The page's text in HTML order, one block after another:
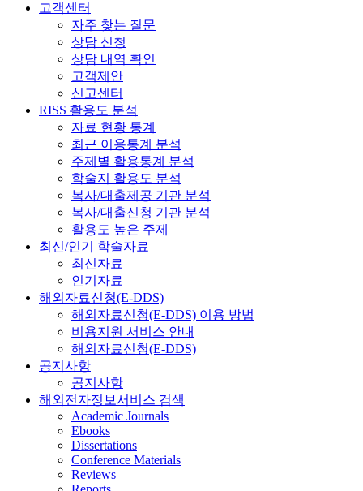
고객센터
자주 찾는 질문
상담 신청
상담 내역 확인
고객제안
신고센터
RISS 활용도 분석
자료 현황 통계
최근 이용통계 분석
주제별 활용통계 분석
학술지 활용도 분석
복사/대출제공 기관 분석
복사/대출신청 기관 분석
활용도 높은 주제
최신/인기 학술자료
최신자료
인기자료
해외자료신청(E-DDS)
해외자료신청(E-DDS) 이용 방법
비용지원 서비스 안내
해외자료신청(E-DDS)
공지사항
공지사항
해외전자정보서비스 검색
Academic Journals
Ebooks
Dissertations
Conference Materials
Reviews